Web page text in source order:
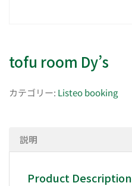
tofu room Dy’s
カテゴリー: Listeo booking
説明
Product Description